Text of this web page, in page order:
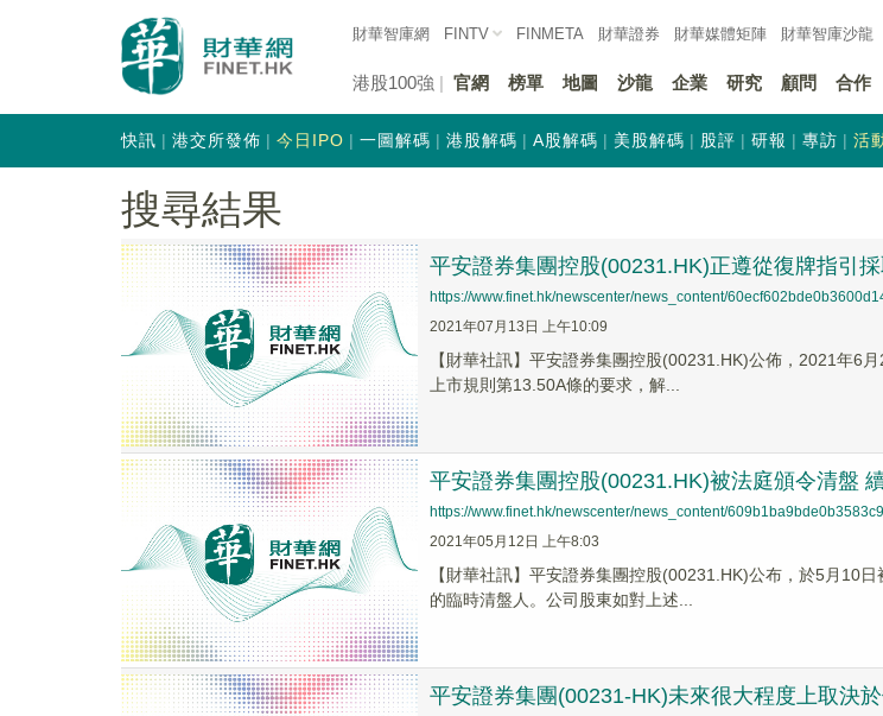
財華智庫網 FINTV FINMETA 財華證券 財華媒體矩陣 財華智庫沙龍
港股100強 官網 榜單 地圖 沙龍 企業 研究 顧問 合作
快訊 港交所發佈 今日IPO 一圖解碼 港股解碼 A股解碼 美股解碼 股評 研報 專訪 活
搜尋結果
平安證券集團控股(00231.HK)正遵從復牌指引
https://www.finet.hk/newscenter/news_content/
2021年07月13日 上午10:09
【財華社訊】平安證券集團控股(00231.HK)公佈，2021年6
上市規則第13.50A條的要求，解...
平安證券集團控股(00231.HK)被法庭頒令清盤
https://www.finet.hk/newscenter/news_content/
2021年05月12日 上午8:03
【財華社訊】平安證券集團控股(00231.HK)公布，於5月10
的臨時清盤人。公司股東如對上述...
平安證券集團(00231-HK)未來很大程度上取決